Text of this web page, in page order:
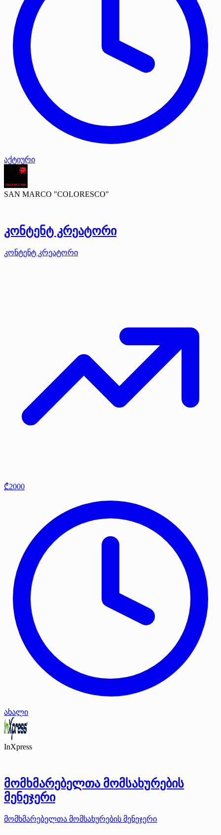
აქტიური
SAN MARCO "COLORESCO"
კონტენტ კრეატორი
კონტენტ კრეატორი
₾2000
ახალი
InXpress
მომხმარებელთა მომსახურების
მენეჯერი
მომხმარებელთა მომსახურების მენეჯერი